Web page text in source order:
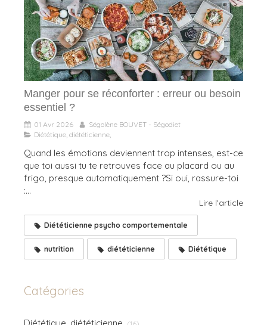
Manger pour se réconforter : erreur ou besoin
essentiel ?
01 Avr 2026
Ségolène BOUVET - Ségodiet
Diététique, diététicienne,
Quand les émotions deviennent trop intenses, est-ce
que toi aussi tu te retrouves face au placard ou au
frigo, presque automatiquement ?Si oui, rassure-toi
:...
Lire l'article
Diététicienne psycho comportementale
nutrition diététicienne Diététique
Catégories